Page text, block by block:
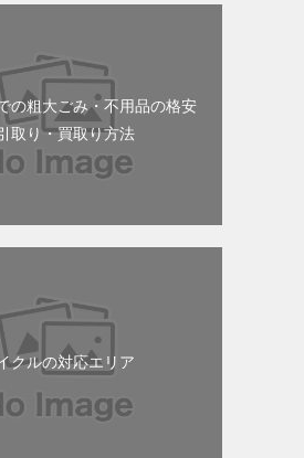
の粗大ごみ・不用品の格安
取り・買取り方法
クルの対応エリア